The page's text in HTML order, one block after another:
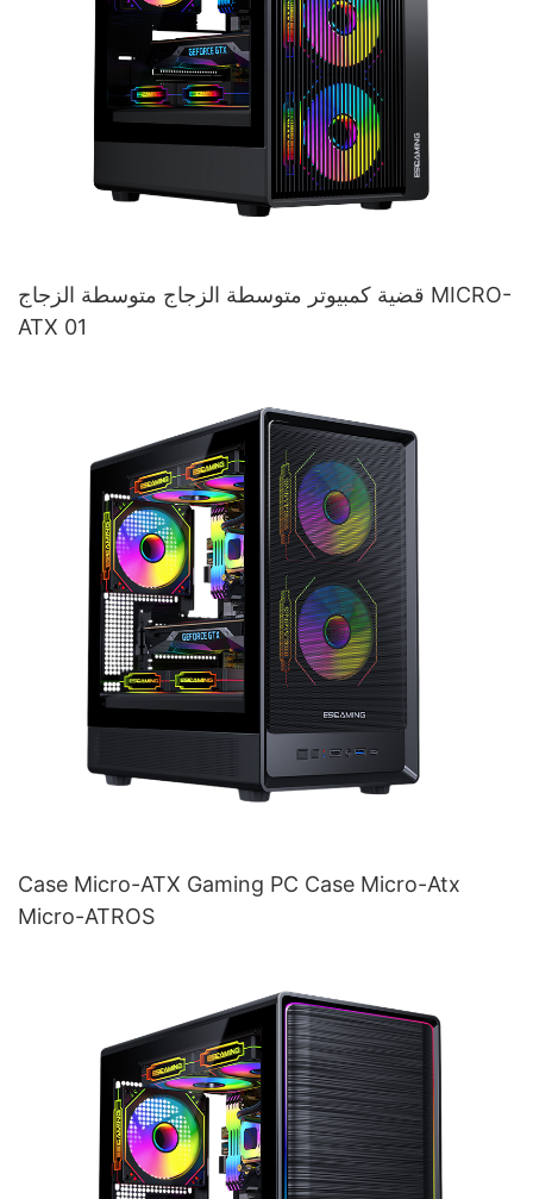
قضية كمبيوتر متوسطة الزجاج متوسطة الزجاج MICRO-
ATX 01
Case Micro-ATX Gaming PC Case Micro-Atx
Micro-ATROS